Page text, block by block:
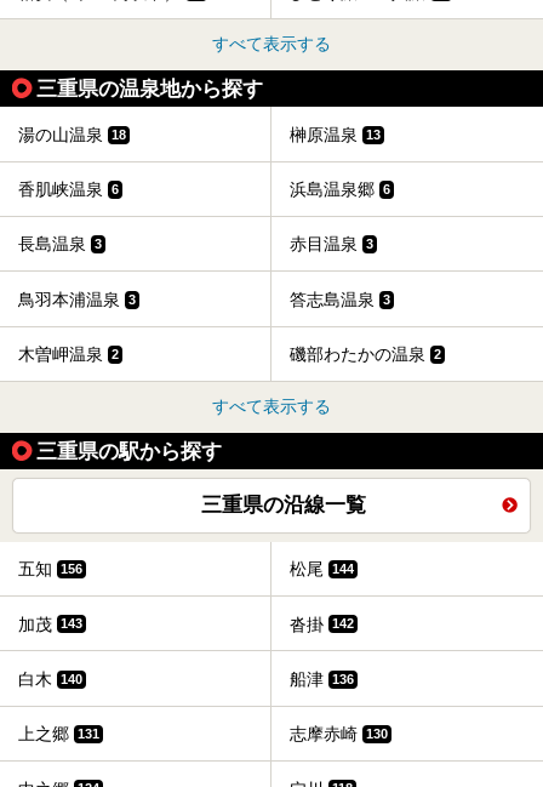
すべて表示する
三重県の温泉地から探す
湯の山温泉 18 榊原温泉 13
香肌峡温泉 6 浜島温泉郷 6
長島温泉 3 赤目温泉 3
鳥羽本浦温泉 3 答志島温泉 3
木曽岬温泉 2 磯部わたかの温泉 2
すべて表示する
三重県の駅から探す
三重県の沿線一覧
五知 156 松尾 144
加茂 143 沓掛 142
白木 140 船津 136
上之郷 131 志摩赤崎 130